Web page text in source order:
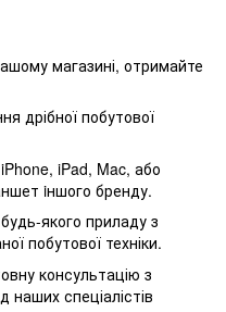
магазині, отримайте
дрібної побутової
iPad, Mac, або
iншого бренду.
якого приладу з
побутової техніки.
консультацію з
наших спеціалістів